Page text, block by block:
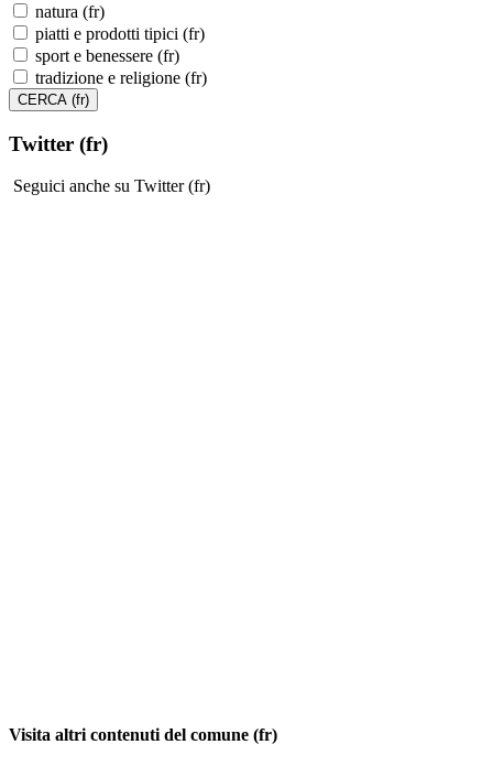
natura (fr)
piatti e prodotti tipici (fr)
sport e benessere (fr)
tradizione e religione (fr)
Twitter (fr)
Seguici anche su Twitter (fr)
Visita altri contenuti del comune (fr)